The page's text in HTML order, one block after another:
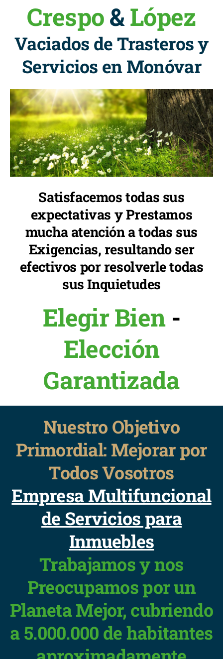
Crespo&López
Vaciados de Trasteros y
Servicios en Monóvar
Satisfacemos todas sus
expectativas y Prestamos
mucha atención a todas sus
Exigencias, resultando ser
efectivos por resolverle todas
sus Inquietudes
Elegir Bien -
Elección
Garantizada
Nuestro Objetivo
Primordial: Mejorar por
Todos Vosotros
Empresa Multifuncional
de Servicios para
Inmuebles
Trabajamos y nos
Preocupamos por un
Planeta Mejor, cubriendo
a 5.000.000 de habitantes